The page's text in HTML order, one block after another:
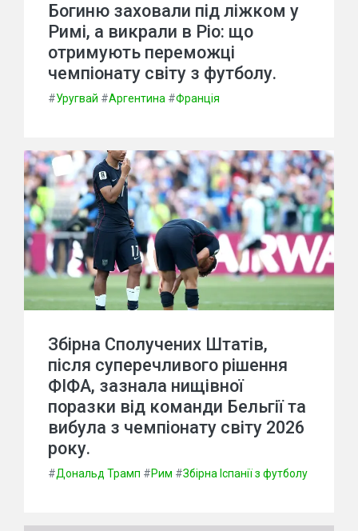
Богиню заховали під ліжком у
Римі, а викрали в Ріо: що
отримують переможці
чемпіонату світу з футболу.
#Уругвай #Аргентина #Франція
Збірна Сполучених Штатів,
після суперечливого рішення
ФІФА, зазнала нищівної
поразки від команди Бельгії та
вибула з чемпіонату світу 2026
року.
#Дональд Трамп #Рим #Збірна Іспанії з футболу